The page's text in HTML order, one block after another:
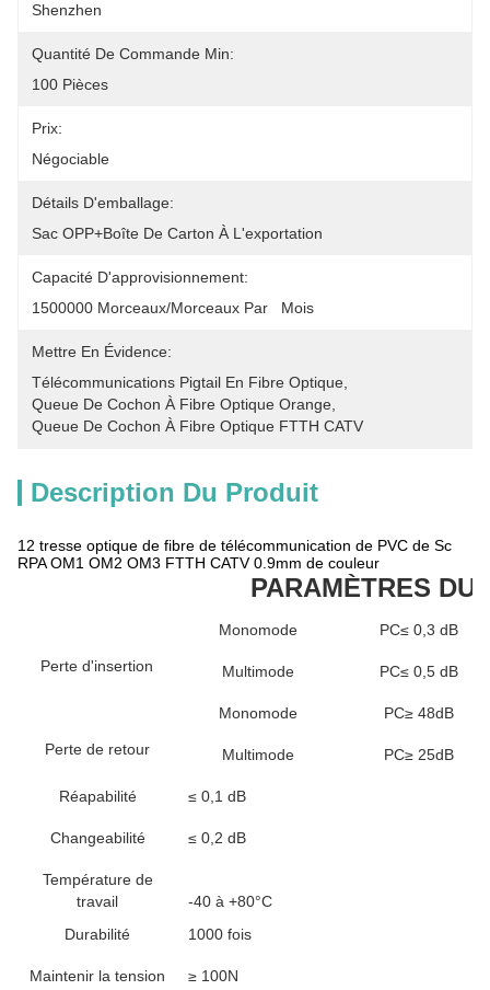
Shenzhen
Quantité De Commande Min:
100 Pièces
Prix:
Négociable
Détails D'emballage:
Sac OPP+boîte De Carton À L'exportation
Capacité D'approvisionnement:
1500000 Morceaux/morceaux Par   Mois
Mettre En Évidence:
Télécommunications Pigtail En Fibre Optique
Queue De Cochon À Fibre Optique Orange
Queue De Cochon À Fibre Optique FTTH CATV
Description Du Produit
12 tresse optique de fibre de télécommunication de PVC de Sc
RPA OM1 OM2 OM3 FTTH CATV 0.9mm de couleur
PARAMÈTRES DU
Perte d'insertion
Monomode PC≤ 0,3 dB
Multimode PC≤ 0,5 dB
Perte de retour
Monomode PC≥ 48dB
Multimode PC≥ 25dB
Réapabilité ≤ 0,1 dB
Changeabilité ≤ 0,2 dB
Température de
travail
-40 à +80°C
Durabilité
1000 fois
Maintenir la tension ≥ 100N